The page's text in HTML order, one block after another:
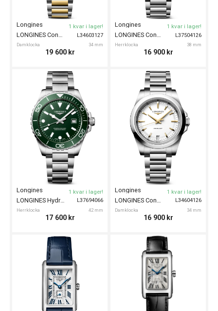
L34603127
Longines
Damklocka 34 mm
LONGINES Conquest Quartz 34mm
1 kvar i lager!
19 600 kr
L37504126
Longines
Herrklocka 38 mm
LONGINES Conquest Quartz 38mm
1 kvar i lager!
16 900 kr
L37694066
Longines
Herrklocka 42 mm
LONGINES HydroConquest Quartz 42mm
1 kvar i lager!
17 600 kr
L34604126
Longines
Damklocka 34 mm
1 kvar i lager!
16 900 kr